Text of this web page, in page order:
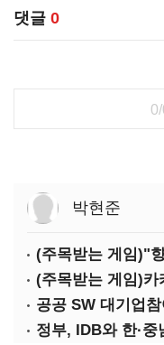
댓글 0
박현준
정부, IDB와 한·